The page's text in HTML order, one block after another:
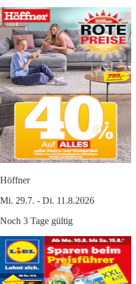
Höffner
Mi. 29.7. - Di. 11.8.2026
Noch 3 Tage gültig